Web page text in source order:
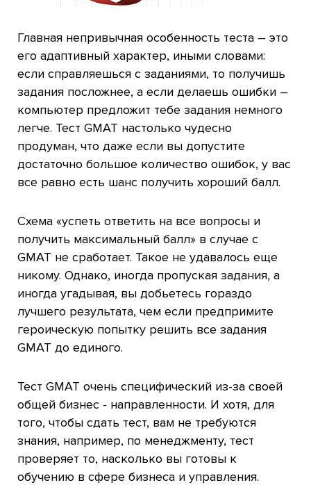
Главная непривычная особенность теста – это
его адаптивный характер, иными словами:
если справляешься с заданиями, то получишь
задания посложнее, а если делаешь ошибки –
компьютер предложит тебе задания немного
легче. Тест GMAT настолько чудесно
продуман, что даже если вы допустите
достаточно большое количество ошибок, у вас
все равно есть шанс получить хороший балл.
Схема «успеть ответить на все вопросы и
получить максимальный балл» в случае с
GMAT не сработает. Такое не удавалось еще
никому. Однако, иногда пропуская задания, а
иногда угадывая, вы добьетесь гораздо
лучшего результата, чем если предпримите
героическую попытку решить все задания
GMAT до единого.
Тест GMAT очень специфический из-за своей
общей бизнес - направленности. И хотя, для
того, чтобы сдать тест, вам не требуются
знания, например, по менеджменту, тест
проверяет то, насколько вы готовы к
обучению в сфере бизнеса и управления.